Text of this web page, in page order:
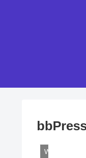
WordPressプ